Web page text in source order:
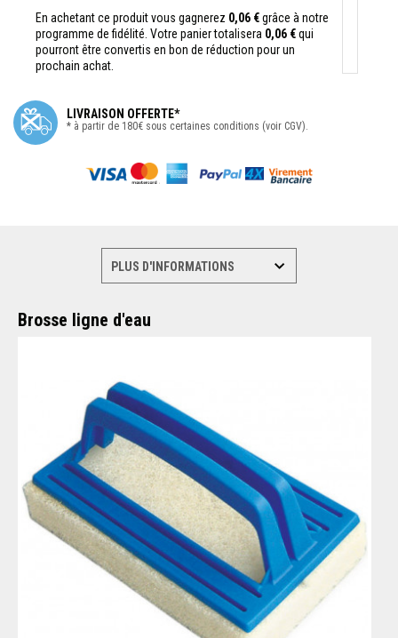
En achetant ce produit vous gagnerez 0,06 €grâce à notre
programme de fidélité. Votre panier totalisera 0,06 €qui
pourront être convertis en bon de réduction pour un
prochain achat.
LIVRAISON OFFERTE*
* à partir de 180€ sous certaines conditions (voir CGV).
Brosse ligne d'eau